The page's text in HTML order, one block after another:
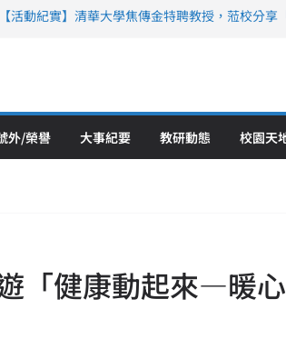
【活動紀實】清華大學焦傳金特聘教授，蒞校分享
庚科大護理系勇奪2026羅馬尼亞歐洲盃國際發明
別獎 AI智慧照護與護理教育創新獲國際肯定
外/榮譽 大事紀要 教研動態 校園天
「健康動起來—暖